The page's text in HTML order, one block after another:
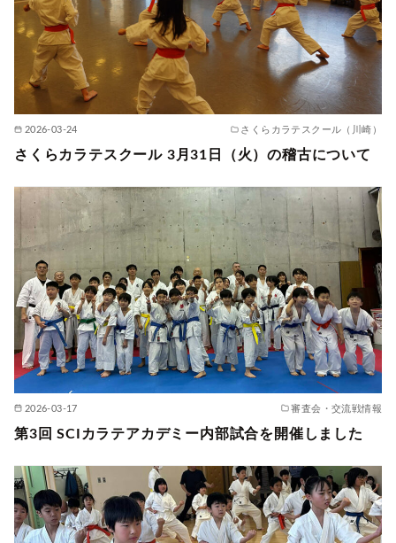
2026-03-24 さくらカラテスクール（川崎）
さくらカラテスクール 3月31日（火）の稽古について
2026-03-17 審査会・交流戦情報
第3回 SCIカラテアカデミー内部試合を開催しました